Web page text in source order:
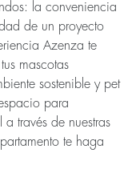
la conveniencia
de un proyecto
Azenza te
mascotas
sostenible y pet
para
través de nuestras
te haga